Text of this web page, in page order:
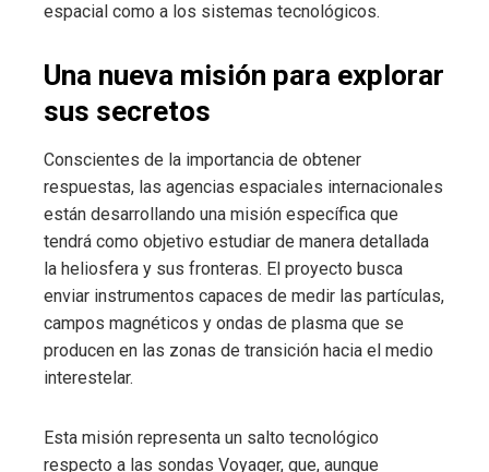
espacial como a los sistemas tecnológicos.
Una nueva misión para explorar
sus secretos
Conscientes de la importancia de obtener
respuestas, las agencias espaciales internacionales
están desarrollando una misión específica que
tendrá como objetivo estudiar de manera detallada
la heliosfera y sus fronteras. El proyecto busca
enviar instrumentos capaces de medir las partículas,
campos magnéticos y ondas de plasma que se
producen en las zonas de transición hacia el medio
interestelar.
Esta misión representa un salto tecnológico
respecto a las sondas Voyager, que, aunque